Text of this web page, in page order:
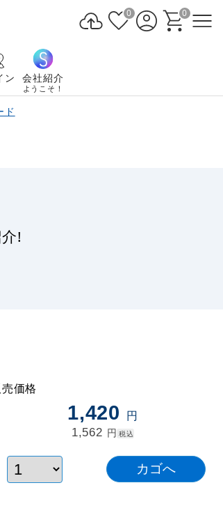
0 0
ン 会社紹介
ようこそ！
ド
!
価格
1,420 円
1,562 円 税込